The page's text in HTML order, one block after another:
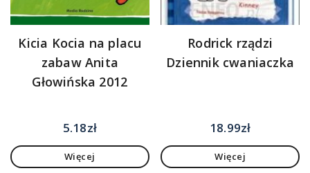
Kicia Kocia na placu
zabaw Anita
Głowińska 2012
5.18zł
Więcej
Rodrick rządzi
Dziennik cwaniaczka
18.99zł
Więcej